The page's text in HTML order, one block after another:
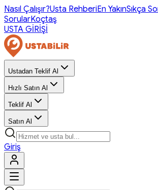
Nasıl Çalışır?Usta RehberiEn YakınSıkça
SorularKoçtaş
USTA GİRİŞİ
Ustadan Teklif Al
Hızlı Satın Al
Teklif Al
Satın Al
Giriş